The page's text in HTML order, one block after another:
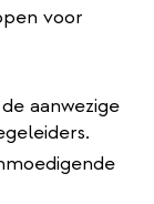
voor
aanwezige